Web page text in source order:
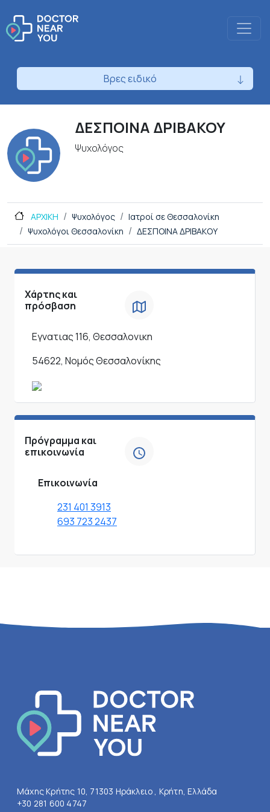
Βρες ειδικό
ΔΕΣΠΟΙΝΑ ΔΡΙΒΑΚΟΥ
Ψυχολόγος
ΑΡΧΙΚΗ Ψυχολόγος
Ιατροί σε Θεσσαλονίκη
Ψυχολόγοι Θεσσαλονίκη
ΔΕΣΠΟΙΝΑ ΔΡΙΒΑΚΟΥ
Χάρτης και
πρόσβαση
Εγνατιας 116, Θεσσαλονικη
54622, Νομός Θεσσαλονίκης
Πρόγραμμα και
επικοινωνία
Επικοινωνία
231 401 3913
693 723 2437
Μάχης Κρήτης 10, 71303 Ηράκλειο , Κρήτη, Ελλάδα
+30 281 600 4747